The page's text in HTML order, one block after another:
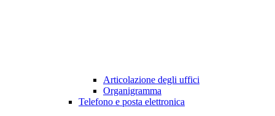
Articolazione degli uffici
Organigramma
Telefono e posta elettronica